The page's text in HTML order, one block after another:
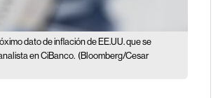
dato de inflación de EE.UU. que se
en CiBanco. (Bloomberg/Cesar